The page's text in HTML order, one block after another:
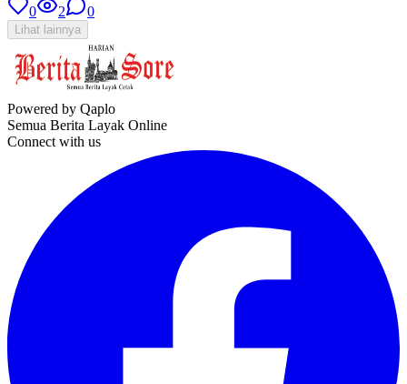
0
2 0
Lihat lainnya
Powered by Qaplo
Semua Berita Layak Online
Connect with us